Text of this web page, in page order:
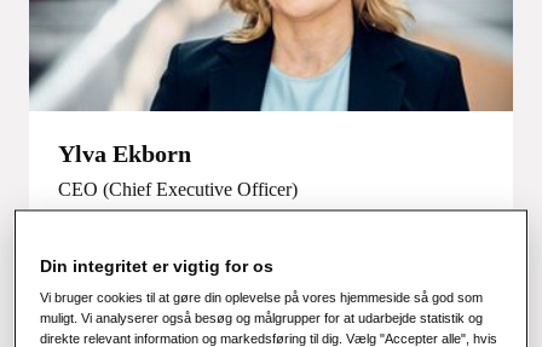
Ylva Ekborn
CEO (Chief Executive Officer)
Din integritet er vigtig for os
Vi bruger cookies til at gøre din oplevelse på vores hjemmeside så god som
muligt. Vi analyserer også besøg og målgrupper for at udarbejde statistik og
direkte relevant information og markedsføring til dig. Vælg "Accepter alle", hvis